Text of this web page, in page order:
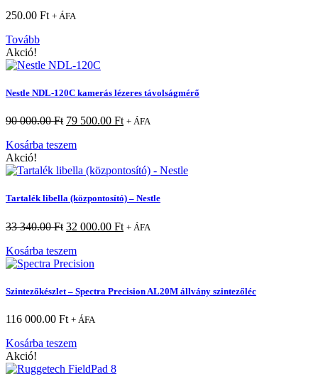
250.00 Ft + ÁFA
Tovább
Akció!
Nestle NDL-120C kamerás lézeres távolságmérő
90 000.00Ft 79 500.00 Ft + ÁFA
Kosárba teszem
Akció!
Tartalék libella (központosító) – Nestle
33 340.00Ft 32 000.00 Ft + ÁFA
Kosárba teszem
Szintezőkészlet – Spectra Precision AL20M állvány szintezőléc
116 000.00 Ft + ÁFA
Kosárba teszem
Akció!